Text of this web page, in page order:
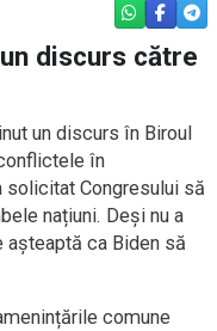
WHATSAPP
discurs către
un discurs în Biroul
în
solicitat Congresului să
națiuni. Deși nu a
ca Biden să
comune